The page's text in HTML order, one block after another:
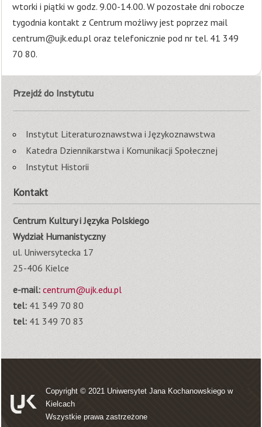
wtorki i piątki w godz. 9.00-14.00. W pozostałe dni robocze
tygodnia kontakt z Centrum możliwy jest poprzez mail
centrum@ujk.edu.ploraz telefonicznie pod nr tel. 41 349
70 80.
Przejdź do Instytutu
Instytut Literaturoznawstwa i Językoznawstwa
Katedra Dziennikarstwa i Komunikacji Społecznej
Instytut Historii
Kontakt
Centrum Kultury i Języka Polskiego
Wydział Humanistyczny
ul. Uniwersytecka 17
25-406 Kielce
e-mail: centrum@ujk.edu.pl
tel: 41 349 70 80
tel: 41 349 70 83
Copyright © 2021 Uniwersytet Jana Kochanowskiego w
Kielcach
Wszystkie prawa zastrzeżone